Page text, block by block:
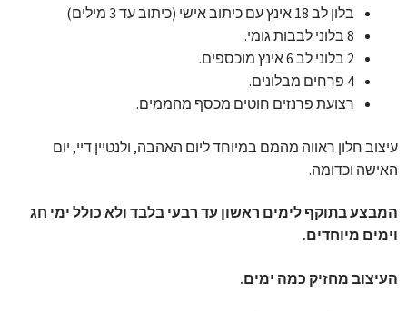
בלון לב 18 אינץ עם כיתוב אישי (כיתוב עד 3 מילים)
8 בלוני לבבות גומי.
2 בלוני לב 6 אינץ מוכספים.
4 פרחים מבלונים.
רצועת פרנזים חוטים מכסף מהממים.
עיצוב חלון ראווה מהמם במיוחד ליום האהבה, ולנטיין דיי, יום
האישה וכדומה.
המבצע בתוקף לימים ראשון עד רבעי בלבד ולא כולל ימי חג
וימים מיוחדים.
העיצוב מחזיק כמה ימים.